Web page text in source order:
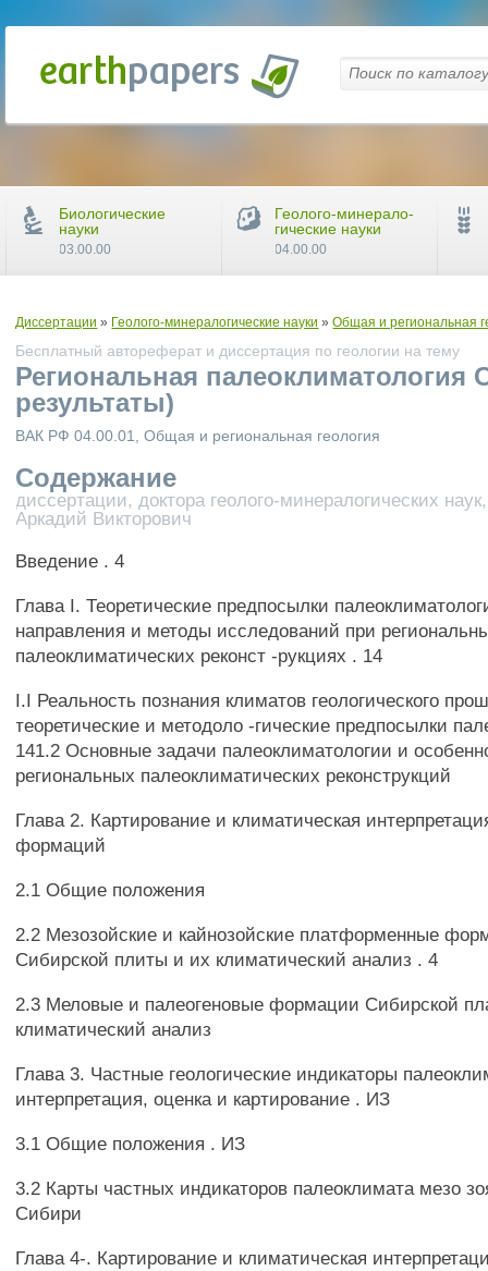
Диссертации » Геолого-минералогические науки »Общая и региональная
Бесплатный автореферат и диссертация по геологии на тему
Региональная
результаты)
ВАК РФ 04.00.01, Общая и региональная геология
Содержание
диссертации, доктора геолого-минералогических
Аркадий Викторович
Введение . 4
Глава I. Теоретические предпосылки
направления и методы исследований при
палеоклиматических реконст -рукциях . 14
I.I Реальность познания климатов геологического
теоретические и методоло -гические предпосылки
141.2 Основные задачи палеоклиматологии и
региональных палеоклиматических реконструкций
Глава 2. Картирование и климатическая
формаций
2.1 Общие положения
2.2 Мезозойские и кайнозойские платформенные
Сибирской плиты и их климатический анализ . 4
2.3 Меловые и палеогеновые формации Сибирской
климатический анализ
Глава 3. Частные геологические индикаторы
интерпретация, оценка и картирование . ИЗ
3.1 Общие положения . ИЗ
3.2 Карты частных индикаторов палеоклимата мезо
Сибири
Глава 4-. Картирование и климатическая
Биологические
науки
03.00.00
Геолого-минерало-
гические науки
04.00.00